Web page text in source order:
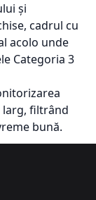
și
cadrul cu
acolo unde
Categoria 3
larg, filtrând
bună.